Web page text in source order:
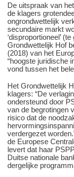
De uitspraak van
de klagers
ongrondwettelijk
secundaire markt
‘disproportioneel’
Grondwettelijk Hof
(2018) van het
“hoogste juridische
vond tussen het
Het Grondwettelijk
klagers: “De
ondersteund door
van de begrotingen
risico dat de
verdergezet
de Europese
levert dat haar
Duitse nationale
dergelijke